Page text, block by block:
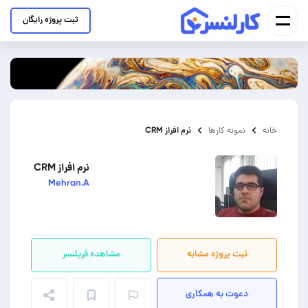
ثبت پروژه رایگان
خانه نمونه کارها نرم افراز CRM
نرم افراز CRM
Mehran.A
ثبت پروژه مشابه
دعوت به همکاری
مشاهده فریلنسر